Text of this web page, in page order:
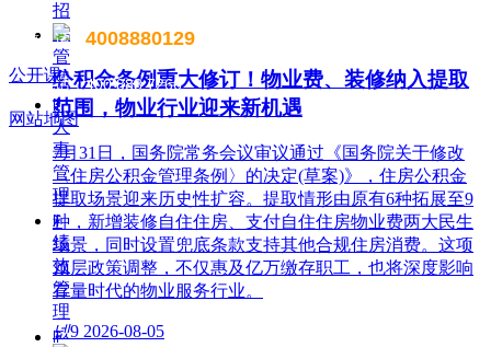
招
聘
管
理
ꁹ
人
事
管
理
ꁹ
绩
效
管
理
ꁹ
公积金条例重大修订！物业费、装修纳入提取
范围，物业行业迎来新机遇
7月31日，国务院常务会议审议通过《国务院关于修改
〈住房公积金管理条例〉的决定(草案)》，住房公积金
提取场景迎来历史性扩容。提取情形由原有6种拓展至9
种，新增装修自住住房、支付自住住房物业费两大民生
场景，同时设置兜底条款支持其他合规住房消费。这项
顶层政策调整，不仅惠及亿万缴存职工，也将深度影响
存量时代的物业服务行业。
넶9 2026-08-05
售前电话： 4008880129
售后电话：400 888 7266
公开课
网站地图